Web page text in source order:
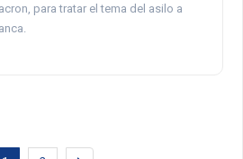
para tratar el tema del asilo a